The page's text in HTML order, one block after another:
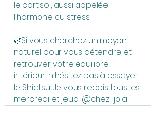
le cortisol, aussi appelée
l'hormone du stress.
🌿Si vous cherchez un moyen
naturel pour vous détendre et
retrouver votre équilibre
intérieur, n'hésitez pas à essayer
le Shiatsu. Je vous reçois tous les
mercredi et jeudi @chez_joia !